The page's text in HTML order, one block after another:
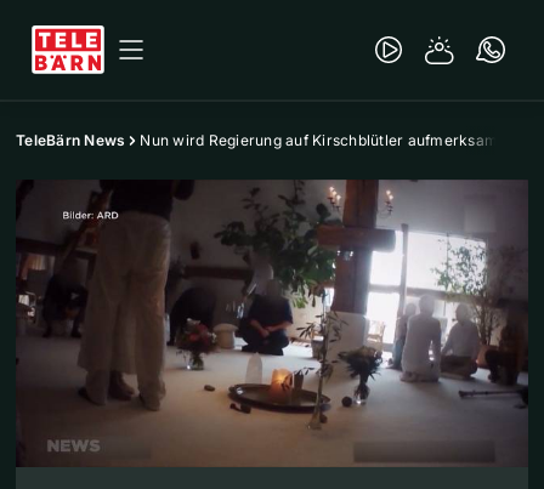
TeleBärn News Nun wird Regierung auf Kirschblütler aufmerksam